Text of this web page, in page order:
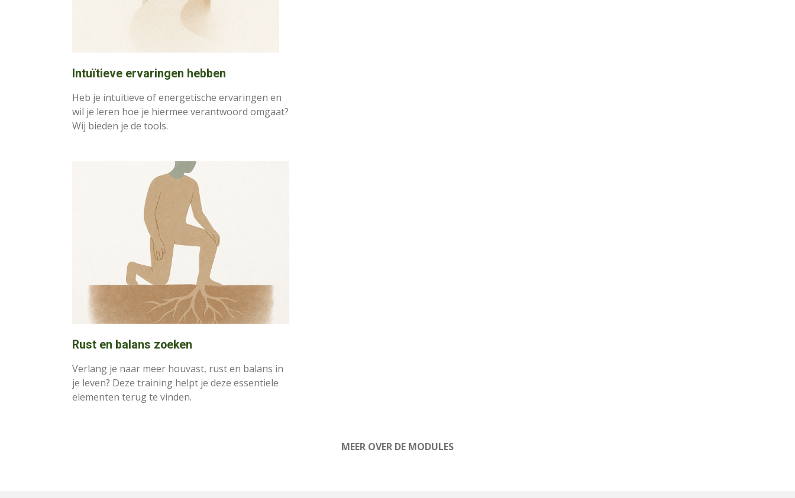
Intuïtieve ervaringen hebben
Heb je intuïtieve of energetische ervaringen en
wil je leren hoe je hiermee verantwoord omgaat?
Wij bieden je de tools.
Rust en balans zoeken
Verlang je naar meer houvast, rust en balans in
je leven? Deze training helpt je deze essentiele
elementen terug te vinden.
MEER OVER DE MODULES